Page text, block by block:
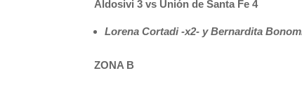
Aldosivi 3 vs Unión de Santa Fe 4
Lorena Cortadi -x2- y Bernardita
ZONA B